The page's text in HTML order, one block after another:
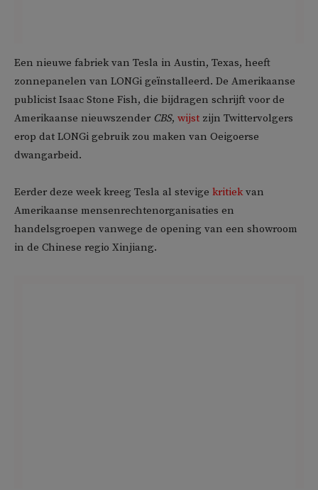
Een nieuwe fabriek van Tesla in Austin, Texas, heeft
zonnepanelen van LONGi geïnstalleerd. De Amerikaanse
publicist Isaac Stone Fish, die bijdragen schrijft voor de
Amerikaanse nieuwszender CBS, wijst zijn Twittervolgers
erop dat LONGi gebruik zou maken van Oeigoerse
dwangarbeid.
Eerder deze week kreeg Tesla al stevige kritiekvan
Amerikaanse mensenrechtenorganisaties en
handelsgroepen vanwege de opening van een showroom
in de Chinese regio Xinjiang.